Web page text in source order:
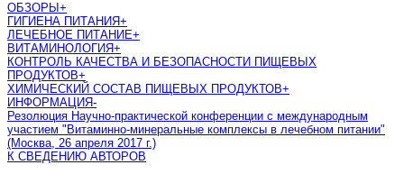
ОБЗОРЫ +
ГИГИЕНА ПИТАНИЯ+
ЛЕЧЕБНОЕ ПИТАНИЕ+
ВИТАМИНОЛОГИЯ+
КОНТРОЛЬ КАЧЕСТВА И БЕЗОПАСНОСТИ ПИЩЕВЫХ
ПРОДУКТОВ+
ХИМИЧЕСКИЙ СОСТАВ ПИЩЕВЫХ ПРОДУКТОВ+
ИНФОРМАЦИЯ-
Резолюция Научно-практической конференции с международным
участием "Витаминно-минеральные комплексы в лечебном питании"
(Москва, 26 апреля 2017 г.)
К СВЕДЕНИЮ АВТОРОВ